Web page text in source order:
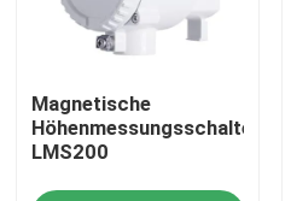
Videos
Magnetische
Höhenmessungsschalter
LMS200